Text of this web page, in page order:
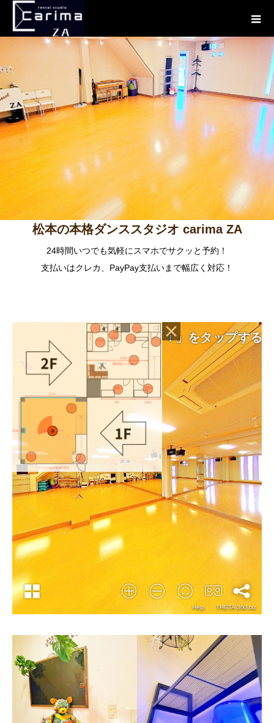
松本の本格ダンススタジオ carima ZA
24時間いつでも気軽にスマホでサクッと予約！
支払いはクレカ、PayPay支払いまで幅広く対応！